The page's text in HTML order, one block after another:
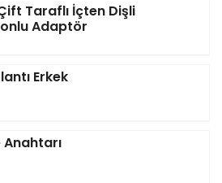
Taraflı İçten Dişli
Adaptör
Erkek
Anahtarı